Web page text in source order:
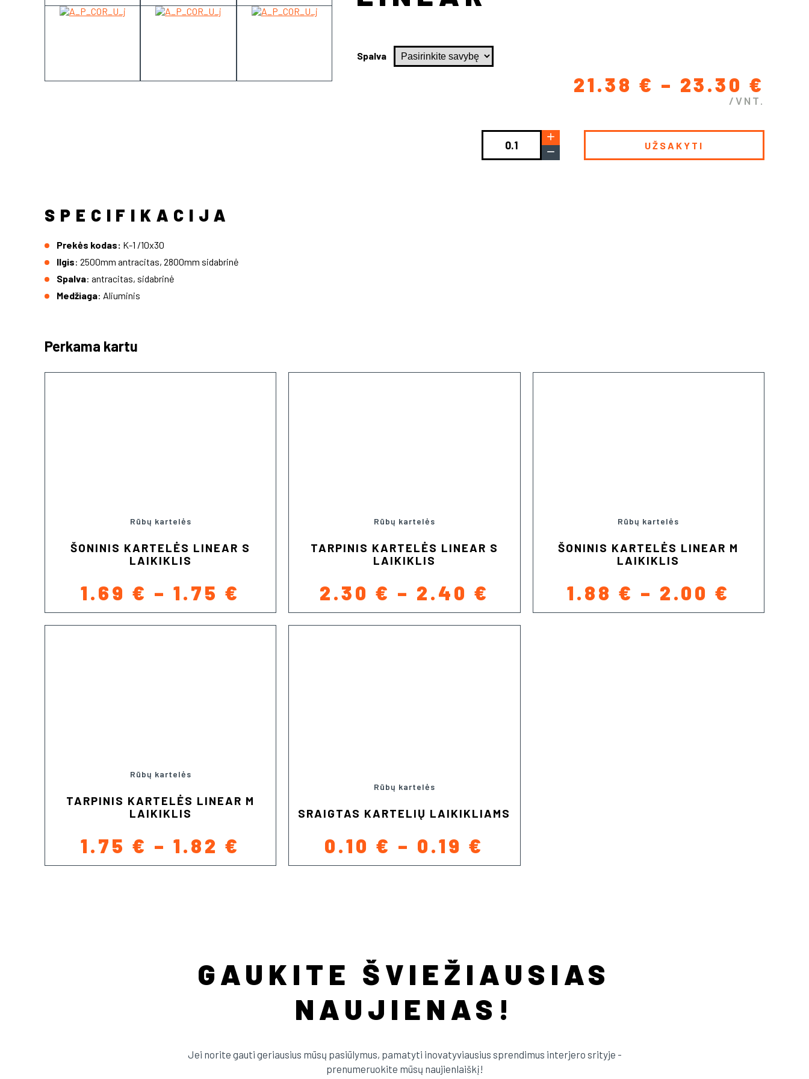
Spalva
21.38 € – 23.30 €
/VNT.
produkto
kiekis:
Rūbų
add
remove
SPECIFIKACIJA
Prekės kodas: K-1 /10x30
Ilgis: 2500mm antracitas, 2800mm sidabrinė
Spalva: antracitas, sidabrinė
Medžiaga: Aliuminis
Perkama kartu
Rūbų kartelės
ŠONINIS KARTELĖS LINEAR S
LAIKIKLIS
1.69€ – 1.75€
RANGE:
Rūbų kartelės
TARPINIS KARTELĖS LINEAR S
LAIKIKLIS
2.30 € – 2.40 €
RANGE:
Rūbų kartelės
ŠONINIS KARTELĖS LINEAR M
LAIKIKLIS
1.88 € – 2.00 €
Rūbų kartelės
TARPINIS KARTELĖS LINEAR M
LAIKIKLIS
1.75€ – 1.82€
RANGE:
Rūbų kartelės
SRAIGTAS KARTELIŲ LAIKIKLIAMS
0.10€ – 0.19€
RANGE:
GAUKITE ŠVIEŽIAUSIAS
NAUJIENAS!
Jei norite gauti geriausius mūsų pasiūlymus, pamatyti inovatyviausius sprendimus interjero srityje -
prenumeruokite mūsų naujienlaiškį!